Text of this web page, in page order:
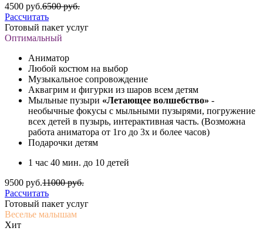
4500 руб.6500 руб.
Рассчитать
Готовый пакет услуг
Оптимальный
Аниматор
Любой костюм на выбор
Музыкальное сопровождение
Аквагрим и фигурки из шаров всем детям
Мыльные пузыри «Летающее волшебство» -
необычные фокусы с мыльными пузырями, погружение
всех детей в пузырь, интерактивная часть. (Возможна
работа аниматора от 1го до 3х и более часов)
Подарочки детям
1 час 40 мин. до 10 детей
9500 руб.11000 руб.
Рассчитать
Готовый пакет услуг
Веселье малышам
Хит